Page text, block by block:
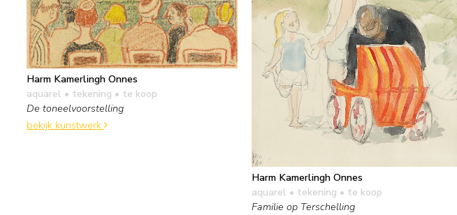
Harm Kamerlingh Onnes
aquarel • tekening • te koop
De toneelvoorstelling
bekijk kunstwerk
Harm Kamerlingh Onnes
aquarel • tekening • te koop
Familie op Terschelling